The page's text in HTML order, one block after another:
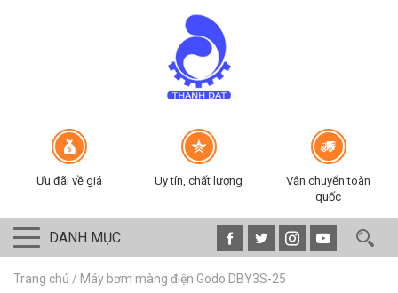
Ưu đãi về giá Uy tín, chất lượng
Vận chuyển toàn
quốc
DANH MỤC
Trang chủ / Máy bơm màng điện Godo DBY3S-25